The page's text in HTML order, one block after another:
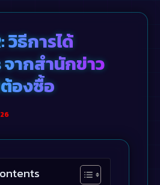
วิธีการได้
ากสำนักข่าว
องซื้อ